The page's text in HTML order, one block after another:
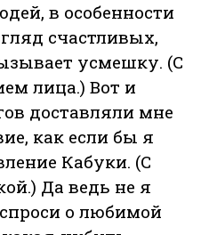
в особенности
счастливых,
усмешку. (С
лица.) Вот и
доставляли мне
как если бы я
Кабуки. (С
Да ведь не я
о любимой